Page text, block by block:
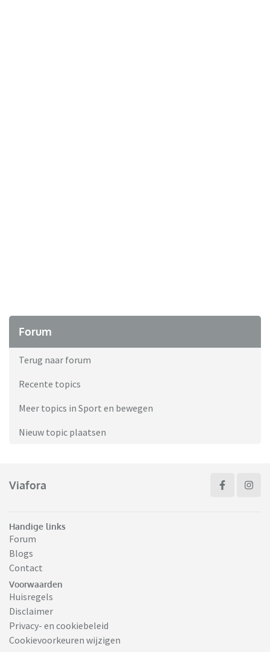
Forum
Terug naar forum
Recente topics
Meer topics in Sport en bewegen
Nieuw topic plaatsen
Viafora
Handige links
Forum
Blogs
Contact
Voorwaarden
Huisregels
Disclaimer
Privacy- en cookiebeleid
Cookievoorkeuren wijzigen